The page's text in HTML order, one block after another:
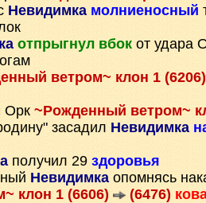
Невидимка молниеносный
отпрыгнул вбок от удара
ветром~ клон 1
Орк ~Рожденный ветром~
засадил Невидимка
получил 29 здоровья
Невидимкаопомнясь
клон 1 (6606)
(6476)